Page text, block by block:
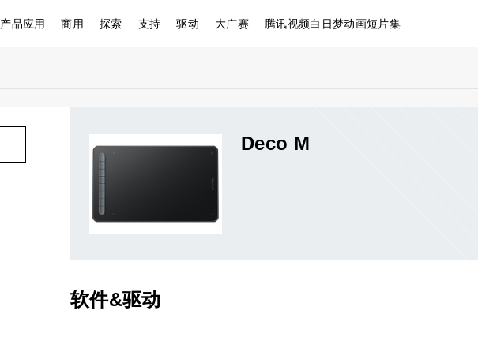
产品应用 商用 探索 支持 驱动 大广赛 腾讯视频白日梦动画短片集
Deco M
软件&驱动